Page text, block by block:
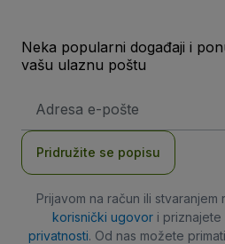
Neka popularni događaji i
vašu ulaznu poštu
mail
Pridružite se popisu
Prijavom na račun ili
korisnički ugovori priznajete
privatnosti. Od nas možete